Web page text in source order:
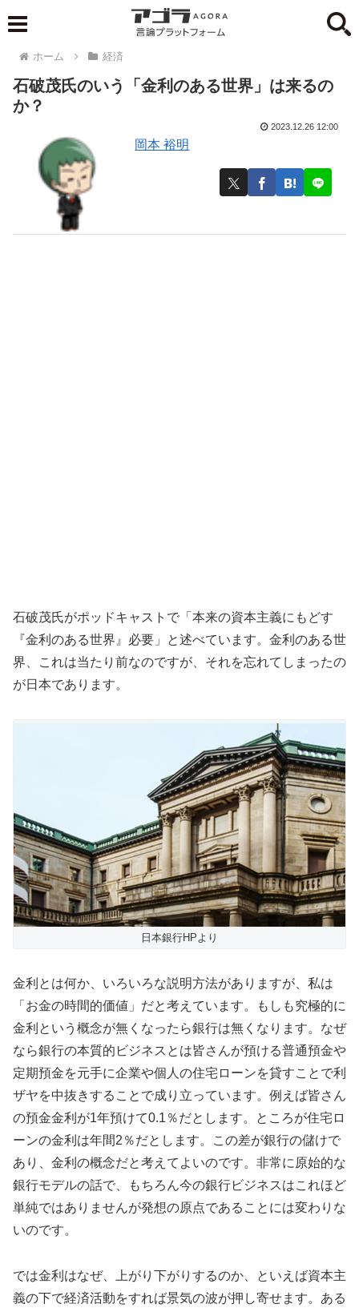
ホーム 経済
石破茂氏のいう「金利のある世界」は来るの
か？
岡本 裕明
2023.12.26 12:00
石破茂氏がポッドキャストで「本来の資本主義にもどす
『金利のある世界』必要」と述べています。金利のある世
界、これは当たり前なのですが、それを忘れてしまったの
が日本であります。
日本銀行HPより
金利とは何か、いろいろな説明方法がありますが、私は
「お金の時間的価値」だと考えています。もしも究極的に
金利という概念が無くなったら銀行は無くなります。なぜ
なら銀行の本質的ビジネスとは皆さんが預ける普通預金や
定期預金を元手に企業や個人の住宅ローンを貸すことで利
ザヤを中抜きすることで成り立っています。例えば皆さん
の預金金利が1年預けて0.1％だとします。ところが住宅ロ
ーンの金利は年間2％だとします。この差が銀行の儲けで
あり、金利の概念だと考えてよいのです。非常に原始的な
銀行モデルの話で、もちろん今の銀行ビジネスはこれほど
単純ではありませんが発想の原点であることには変わりな
いのです。
では金利はなぜ、上がり下がりするのか、といえば資本主
義の下で経済活動をすれば景気の波が押し寄せます。ある